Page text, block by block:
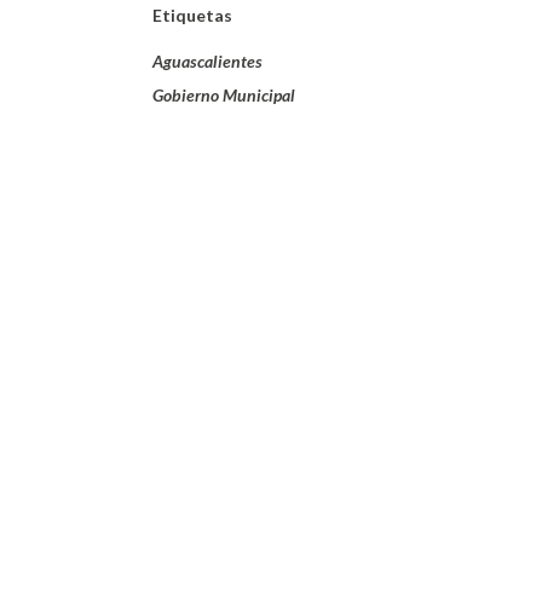
Etiquetas
Aguascalientes
Gobierno Municipal